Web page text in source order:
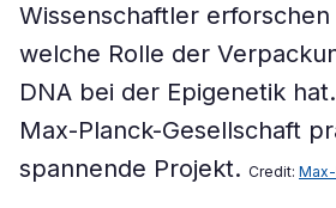
Wissenschaftler
welche Rolle der
DNA bei der Epigenetik hat.
Max-Planck-Gesellschaft
spannende Projekt. Credit: